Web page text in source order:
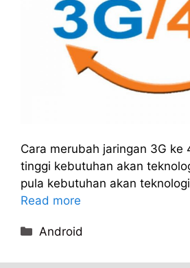
Cara merubah jaringan 3G ke
tinggi kebutuhan akan
pula kebutuhan akan
Read more
Categories
Android